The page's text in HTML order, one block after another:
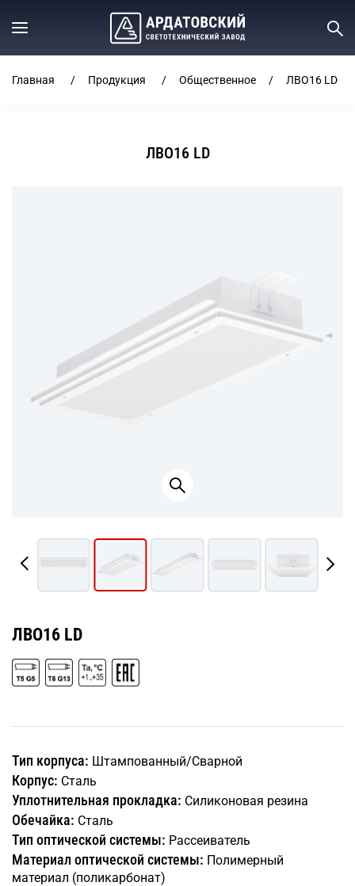
Главная Продукция Общественное ЛВО16 LD
ЛВО16 LD
ЛВО16 LD
Тип корпуса: Штампованный/Сварной
Корпус: Сталь
Уплотнительная прокладка: Силиконовая резина
Обечайка: Сталь
Тип оптической системы: Рассеиватель
Материал оптической системы: Полимерный
материал (поликарбонат)